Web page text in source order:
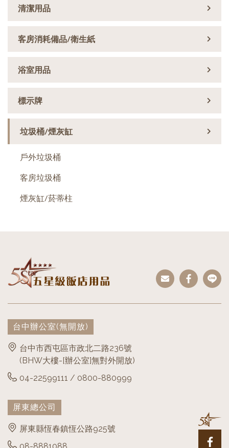
清潔用品
客房消耗備品/衛生紙
浴室用品
標示牌
垃圾桶/煙灰缸
戶外垃圾桶
客房垃圾桶
煙灰缸/菸蒂柱
台中辦公室(無開放)
台中市西屯區市政北二路236號
(BHW大樓-[辦公室]無對外開放)
04-22599111 / 0800-880999
屏東總公司
屏東縣恆春鎮恆公路925號